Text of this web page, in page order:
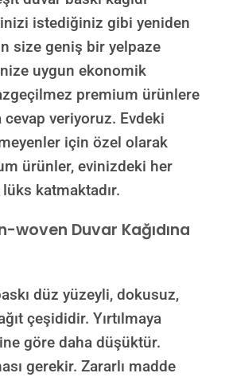
istediğiniz gibi yeniden
size geniş bir yelpaze
uygun ekonomik
premium ürünlere
veriyoruz. Evdeki
için özel olarak
ürünler, evinizdeki her
katmaktadır.
woven Duvar Kağıdına
düz yüzeyli, dokusuz,
çeşididir. Yırtılmaya
göre daha düşüktür.
gerekir. Zararlı madde